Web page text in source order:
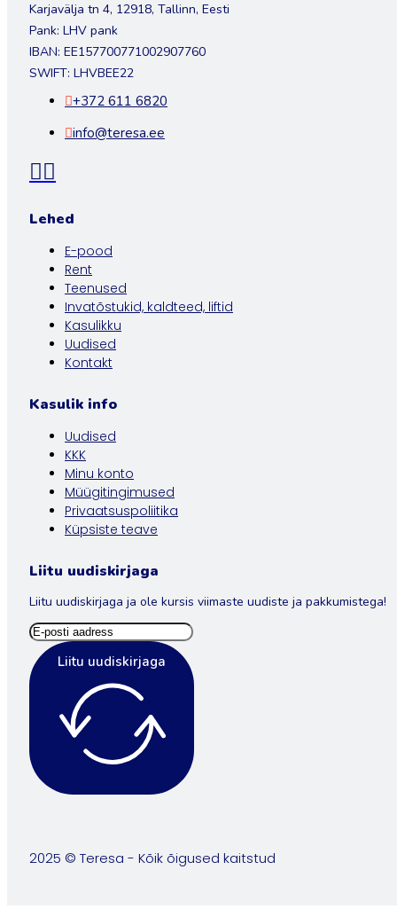
Karjavälja tn 4, 12918, Tallinn, Eesti
Pank: LHV pank
IBAN: EE157700771002907760
SWIFT: LHVBEE22
+372 611 6820
info@teresa.ee
Lehed
E-pood
Rent
Teenused
Invatõstukid, kaldteed, liftid
Kasulikku
Uudised
Kontakt
Kasulik info
Uudised
KKK
Minu konto
Müügitingimused
Privaatsuspoliitika
Küpsiste teave
Liitu uudiskirjaga
Liitu uudiskirjaga ja ole kursis viimaste uudiste ja pakkumistega!
Liitu uudiskirjaga
2025 © Teresa - Kõik õigused kaitstud